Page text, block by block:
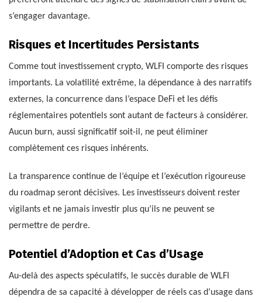
s’engager davantage.
Risques et Incertitudes Persistants
Comme tout investissement crypto, WLFI comporte des risques
importants. La volatilité extrême, la dépendance à des narratifs
externes, la concurrence dans l’espace DeFi et les défis
réglementaires potentiels sont autant de facteurs à considérer.
Aucun burn, aussi significatif soit-il, ne peut éliminer
complètement ces risques inhérents.
La transparence continue de l’équipe et l’exécution rigoureuse
du roadmap seront décisives. Les investisseurs doivent rester
vigilants et ne jamais investir plus qu’ils ne peuvent se
permettre de perdre.
Potentiel d’Adoption et Cas d’Usage
Au-delà des aspects spéculatifs, le succès durable de WLFI
dépendra de sa capacité à développer de réels cas d’usage dans